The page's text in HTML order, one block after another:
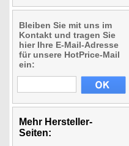
Bleiben Sie mit uns im
Kontakt und tragen Sie
hier Ihre E-Mail-Adresse
für unsere HotPrice-Mail
ein:
Mehr Hersteller-
Seiten: